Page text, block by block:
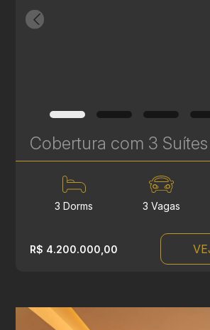
3 Dorms 3 Vagas
R$ 4.200.000,00